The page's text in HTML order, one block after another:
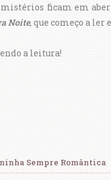
ficam em
Noite, que começo a ler
a leitura!
Sempre Romântica